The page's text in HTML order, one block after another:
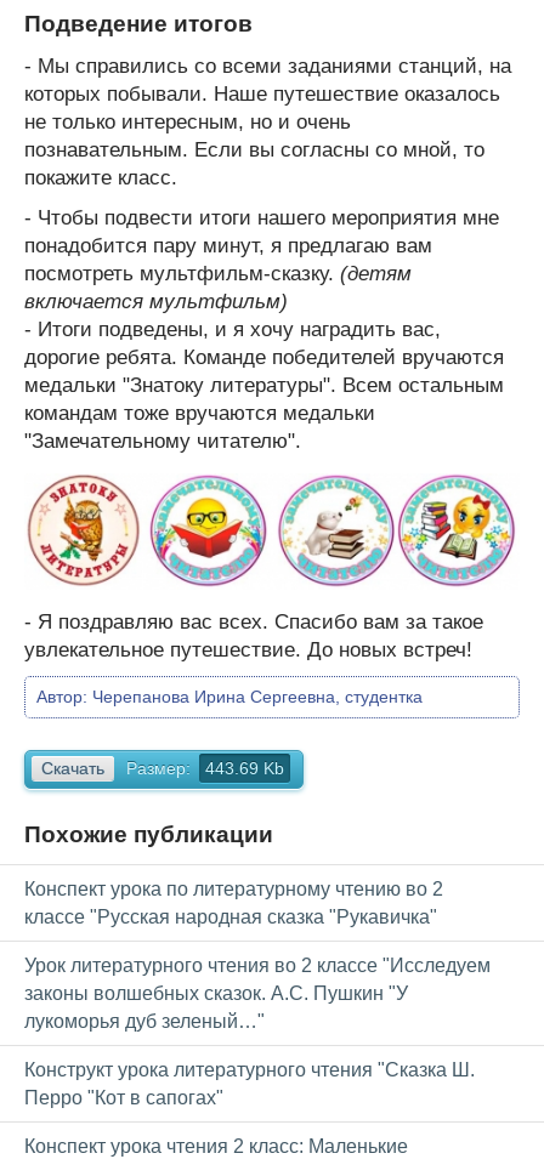
Подведение итогов
- Мы справились со всеми заданиями станций, на
которых побывали. Наше путешествие оказалось
не только интересным, но и очень
познавательным. Если вы согласны со мной, то
покажите класс.
- Чтобы подвести итоги нашего мероприятия мне
понадобится пару минут, я предлагаю вам
посмотреть мультфильм-сказку. (детям
включается мультфильм)
- Итоги подведены, и я хочу наградить вас,
дорогие ребята. Команде победителей вручаются
медальки "Знатоку литературы". Всем остальным
командам тоже вручаются медальки
"Замечательному читателю".
- Я поздравляю вас всех. Спасибо вам за такое
увлекательное путешествие. До новых встреч!
Автор: Черепанова Ирина Сергеевна, студентка
Скачать Размер: 443.69 Kb
Похожие публикации
Конспект урока по литературному чтению во 2
классе "Русская народная сказка "Рукавичка"
Урок литературного чтения во 2 классе "Исследуем
законы волшебных сказок. А.С. Пушкин "У
лукоморья дуб зеленый…"
Конструкт урока литературного чтения "Сказка Ш.
Перро "Кот в сапогах"
Конспект урока чтения 2 класс: Маленькие